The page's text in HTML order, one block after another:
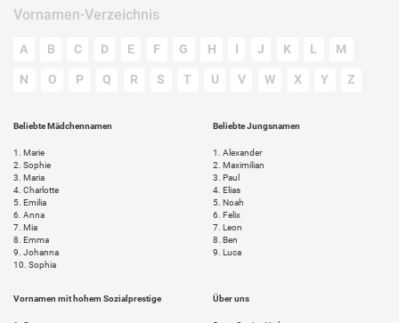
Vornamen-Verzeichnis
A B C D E F G H I J K L M
N O P Q R S T U V W X Y Z
Beliebte Mädchennamen
1.
Marie
2. Sophie
3. Maria
4. Charlotte
5. Emilia
6. Anna
7. Mia
8. Emma
9. Johanna
10. Sophia
Beliebte Jungsnamen
1.
Alexander
2. Maximilian
3. Paul
4. Elias
5. Noah
6. Felix
7. Leon
8. Ben
9. Luca
Vornamen mit hohem Sozialprestige Über uns